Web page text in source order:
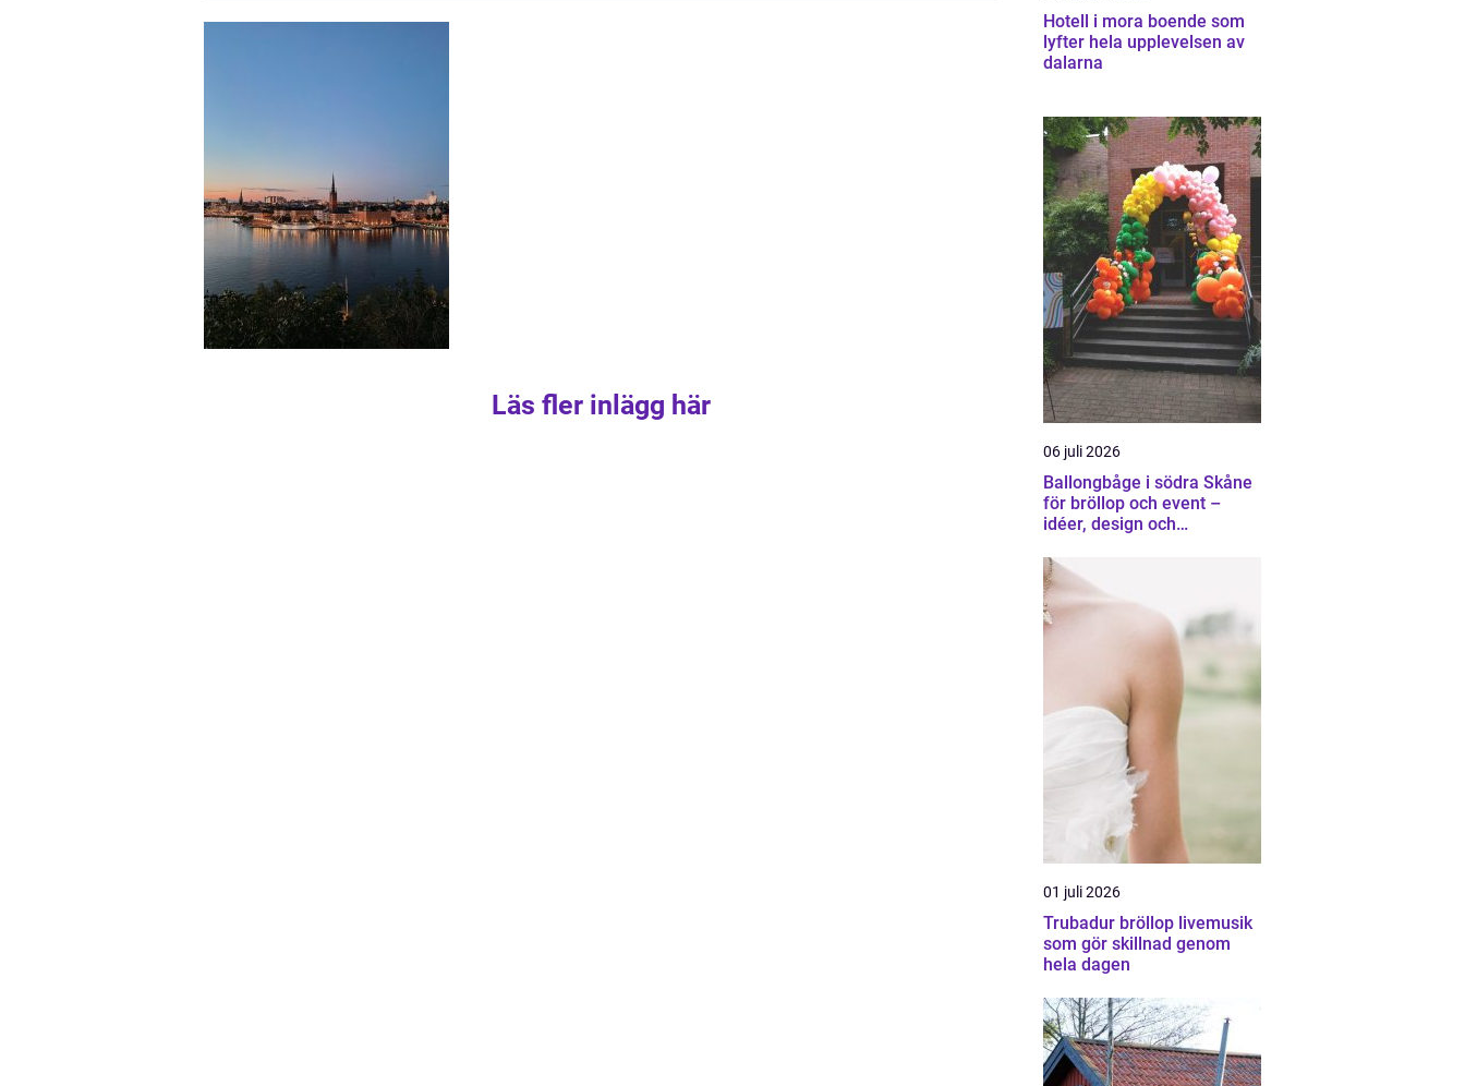
Läs fler inlägg här
Hotell i mora boende som
lyfter hela upplevelsen av
dalarna
06 juli 2026
Ballongbåge i södra Skåne
för bröllop och event –
idéer, design och
01 juli 2026
Trubadur bröllop livemusik
som gör skillnad genom
hela dagen